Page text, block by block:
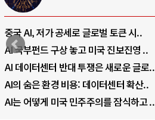
중국 AI, 저가 공세로 글로벌 토큰 시..
AI 국부펀드 구상 놓고 미국 진보진영 ..
AI 데이터센터 반대 투쟁은 새로운 글로..
AI의 숨은 환경 비용: 데이터센터 확산..
AI는 어떻게 미국 민주주의를 잠식하고 ..